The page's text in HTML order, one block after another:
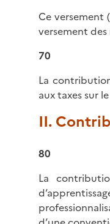
Ce
versement
70
La
aux taxes sur
II.
80
La